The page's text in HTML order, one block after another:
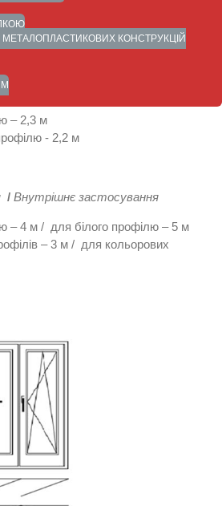
КОНСТРУКЦІЙ
– 2,3 м
- 2,2 м
/ Внутрішнє застосування
– 4 м / для білого профілю – 5 м
– 3 м / для кольорових